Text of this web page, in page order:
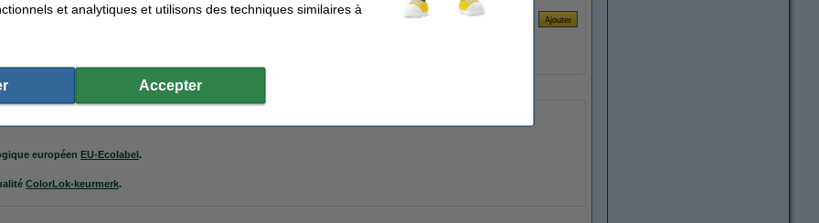
1 boîte de 2500 feuilles A3 - 80 g/m²
européen EU-Ecolabel.
ColorLok-keurmerk.
et analytiques et utilisons des techniques similaires à
Accepter